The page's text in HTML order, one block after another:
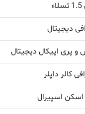
دیجیتال
و ‌پری ‌اپیکال ‌دیجیتال
کالر داپلر
اسپیرال